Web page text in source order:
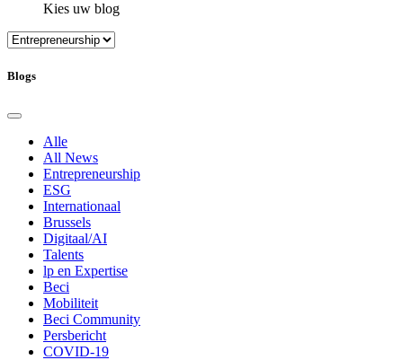
Kies uw blog
Blogs
Alle
All News
Entrepreneurship
ESG
Internationaal
Brussels
Digitaal/AI
Talents
lp en Expertise
Beci
Mobiliteit
Beci Community
Persbericht
COVID-19